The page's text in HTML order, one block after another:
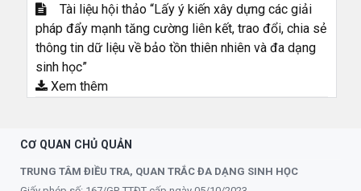
Tài liệu hội thảo “Lấy ý kiến xây dựng các giải
pháp đẩy mạnh tăng cường liên kết, trao đổi, chia sẻ
thông tin dữ liệu về bảo tồn thiên nhiên và đa dạng
sinh học”
Xem thêm
CƠ QUAN CHỦ QUẢN
TRUNG TÂM ĐIỀU TRA, QUAN TRẮC ĐA DẠNG SINH HỌC